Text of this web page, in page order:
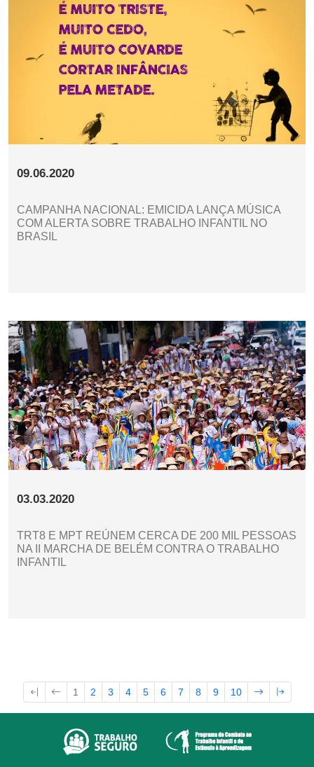
09.06.2020
CAMPANHA NACIONAL: EMICIDA LANÇA MÚSICA
COM ALERTA SOBRE TRABALHO INFANTIL NO
BRASIL
03.03.2020
TRT8 E MPT REÚNEM CERCA DE 200 MIL PESSOAS
NA II MARCHA DE BELÉM CONTRA O TRABALHO
INFANTIL
1 2 3 4 5 6 7 8 9 10